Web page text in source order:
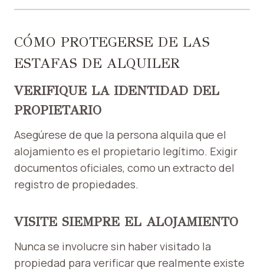
CÓMO PROTEGERSE DE LAS
ESTAFAS DE ALQUILER
VERIFIQUE LA IDENTIDAD DEL
PROPIETARIO
Asegúrese de que la persona alquila que el
alojamiento es el propietario legítimo. Exigir
documentos oficiales, como un extracto del
registro de propiedades.
VISITE SIEMPRE EL ALOJAMIENTO
Nunca se involucre sin haber visitado la
propiedad para verificar que realmente existe